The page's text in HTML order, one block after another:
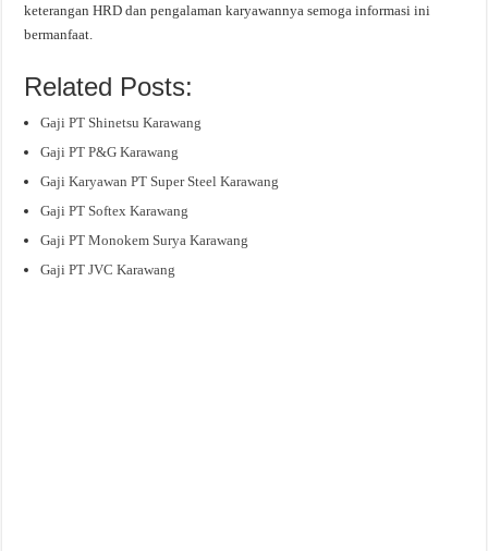
keterangan HRD dan pengalaman karyawannya semoga informasi ini
bermanfaat.
Related Posts:
Gaji PT Shinetsu Karawang
Gaji PT P&G Karawang
Gaji Karyawan PT Super Steel Karawang
Gaji PT Softex Karawang
Gaji PT Monokem Surya Karawang
Gaji PT JVC Karawang